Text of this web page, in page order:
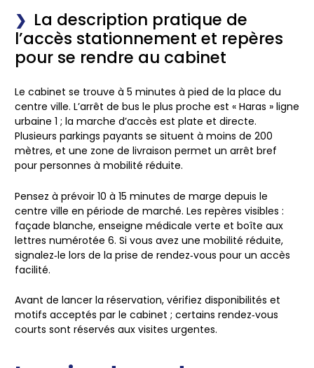
La description pratique de
l’accès stationnement et repères
pour se rendre au cabinet
Le cabinet se trouve à 5 minutes à pied de la place du
centre ville. L’arrêt de bus le plus proche est « Haras » ligne
urbaine 1 ; la marche d’accès est plate et directe.
Plusieurs parkings payants se situent à moins de 200
mètres, et une zone de livraison permet un arrêt bref
pour personnes à mobilité réduite.
Pensez à prévoir 10 à 15 minutes de marge depuis le
centre ville en période de marché. Les repères visibles :
façade blanche, enseigne médicale verte et boîte aux
lettres numérotée 6. Si vous avez une mobilité réduite,
signalez‑le lors de la prise de rendez‑vous pour un accès
facilité.
Avant de lancer la réservation, vérifiez disponibilités et
motifs acceptés par le cabinet ; certains rendez‑vous
courts sont réservés aux visites urgentes.